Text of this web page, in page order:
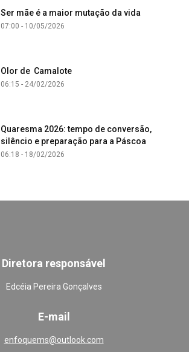
Ser mãe é a maior mutação da vida
07:00 - 10/05/2026
Olor de Camalote
06:15 - 24/02/2026
Quaresma 2026: tempo de conversão,
silêncio e preparação para a Páscoa
06:18 - 18/02/2026
Diretora responsável
Edcéia Pereira Gonçalves
E-mail
enfoquems@outlook.com